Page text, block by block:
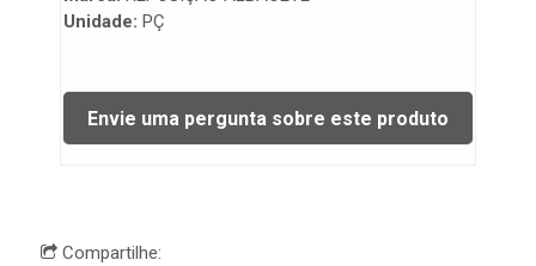
Unidade: PÇ
Compartilhe: